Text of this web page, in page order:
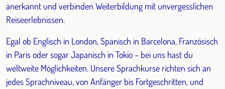
anerkannt und verbinden Weiterbildung mit unvergesslichen
Reiseerlebnissen.
Egal ob Englisch in London, Spanisch in Barcelona, Französisch
in Paris oder sogar Japanisch in Tokio – bei uns hast du
weltweite Möglichkeiten. Unsere Sprachkurse richten sich an
jedes Sprachniveau, von Anfänger bis Fortgeschritten, und